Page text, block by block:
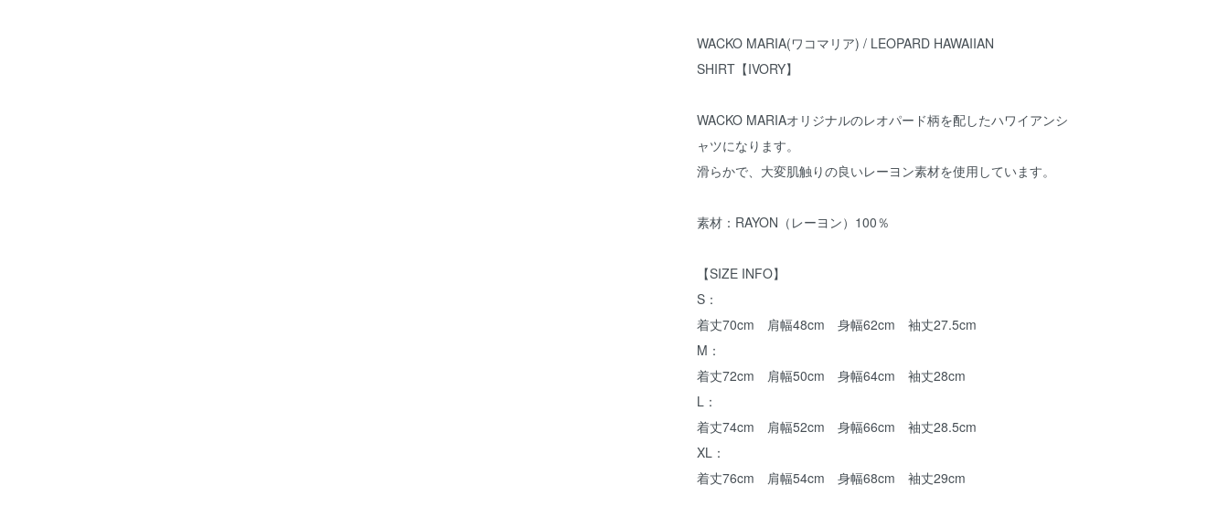
WACKO MARIA(ワコマリア) / LEOPARD HAWAIIAN
SHIRT【IVORY】
WACKO MARIAオリジナルのレオパード柄を配したハワイアンシ
ャツになります。
滑らかで、大変肌触りの良いレーヨン素材を使用しています。
素材：RAYON（レーヨン）100％
【SIZE INFO】
S：
着丈70cm 肩幅48cm 身幅62cm 袖丈27.5cm
M：
着丈72cm 肩幅50cm 身幅64cm 袖丈28cm
L：
着丈74cm 肩幅52cm 身幅66cm 袖丈28.5cm
XL：
着丈76cm 肩幅54cm 身幅68cm 袖丈29cm